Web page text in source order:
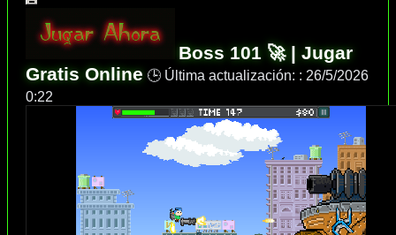
Boss 101 🚀 | Jugar
Gratis Online 🕒 Última actualización: : 26/5/2026
0:22